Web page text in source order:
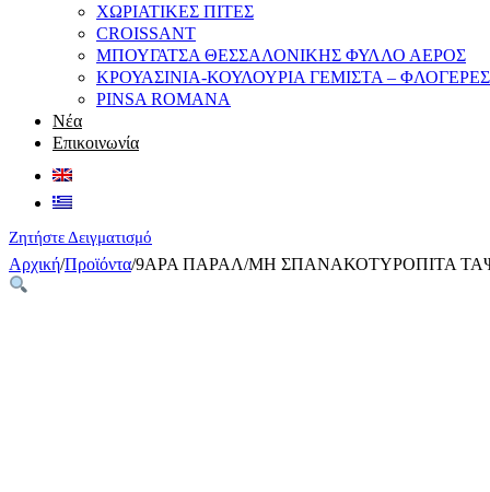
ΧΩΡΙΑΤΙΚΕΣ ΠΙΤΕΣ
CROISSANT
ΜΠΟΥΓΑΤΣΑ ΘΕΣΣΑΛΟΝΙΚΗΣ ΦΥΛΛΟ ΑΕΡΟΣ
ΚΡΟΥΑΣΙΝΙΑ-ΚΟΥΛΟΥΡΙΑ ΓΕΜΙΣΤΑ – ΦΛΟΓΕΡΕΣ
PINSA ROMANA
Νέα
Επικοινωνία
Ζητήστε Δειγματισμό
Αρχική/Προϊόντα/9ΑΡΑ ΠΑΡΑΛ/ΜΗ ΣΠΑΝΑΚΟΤΥΡΟΠΙΤΑ